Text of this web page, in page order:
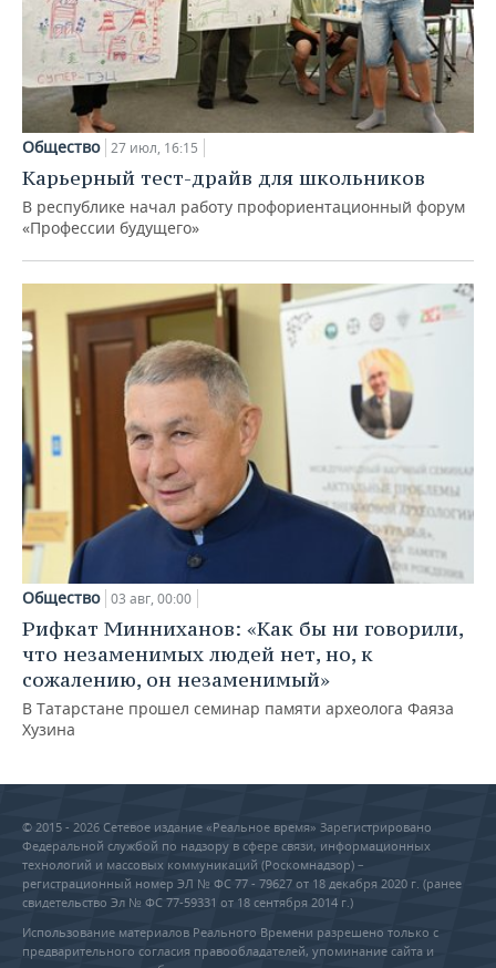
Общество 27 июл, 16:15
Карьерный тест-драйв для школьников
В республике начал работу профориентационный форум
«Профессии будущего»
Общество 03 авг, 00:00
Рифкат Минниханов: «Как бы ни говорили,
что незаменимых людей нет, но, к
сожалению, он незаменимый»
В Татарстане прошел семинар памяти археолога Фаяза
Хузина
© 2015 - 2026 Сетевое издание «Реальное время» Зарегистрировано
Федеральной службой по надзору в сфере связи, информационных
технологий и массовых коммуникаций (Роскомнадзор) –
регистрационный номер ЭЛ № ФС 77 - 79627 от 18 декабря 2020 г. (ранее
свидетельство Эл № ФС 77-59331 от 18 сентября 2014 г.)
Использование материалов Реального Времени разрешено только с
предварительного согласия правообладателей, упоминание сайта и